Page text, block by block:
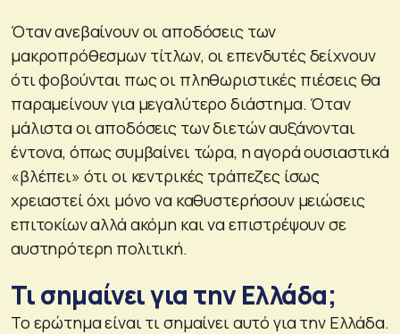
Όταν ανεβαίνουν οι αποδόσεις των
μακροπρόθεσμων τίτλων, οι επενδυτές δείχνουν
ότι φοβούνται πως οι πληθωριστικές πιέσεις θα
παραμείνουν για μεγαλύτερο διάστημα. Όταν
μάλιστα οι αποδόσεις των διετών αυξάνονται
έντονα, όπως συμβαίνει τώρα, η αγορά ουσιαστικά
«βλέπει» ότι οι κεντρικές τράπεζες ίσως
χρειαστεί όχι μόνο να καθυστερήσουν μειώσεις
επιτοκίων αλλά ακόμη και να επιστρέψουν σε
αυστηρότερη πολιτική.
Τι σημαίνει για την Ελλάδα;
Το ερώτημα είναι τι σημαίνει αυτό για την Ελλάδα.